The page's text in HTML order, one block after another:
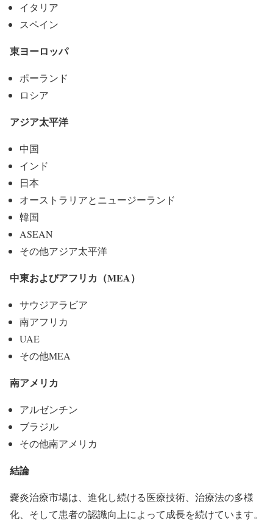
イタリア
スペイン
東ヨーロッパ
ポーランド
ロシア
アジア太平洋
中国
インド
日本
オーストラリアとニュージーランド
韓国
ASEAN
その他アジア太平洋
中東およびアフリカ（MEA）
サウジアラビア
南アフリカ
UAE
その他MEA
南アメリカ
アルゼンチン
ブラジル
その他南アメリカ
結論
嚢炎治療市場は、進化し続ける医療技術、治療法の多様
化、そして患者の認識向上によって成長を続けています。